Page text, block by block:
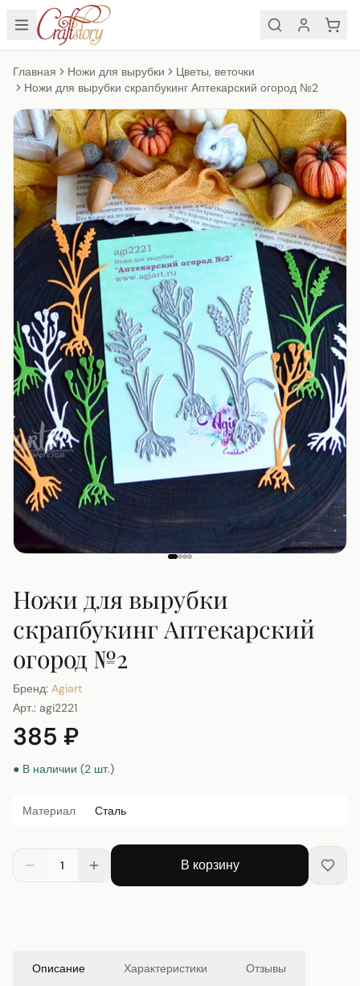
Главная Ножи для вырубки
Цветы, веточки
Ножи для вырубки скрапбукинг Аптекарский огород №2
Ножи для вырубки
скрапбукинг Аптекарский
огород №2
Бренд: Agiart
Арт.: agi2221
385 ₽
● В наличии (2 шт.)
Материал Сталь
1 В корзину
Описание Характеристики Отзывы